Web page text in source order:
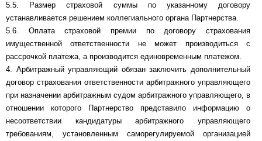
5.5. Размер страховой суммы по указанному договору
устанавливается решением коллегиального органа Партнерства.
5.6. Оплата страховой премии по договору страхования
имущественной ответственности не может производиться с
рассрочкой платежа, а производится единовременным платежом.
4. Арбитражный управляющий обязан заключить дополнительный
договор страхования ответственности арбитражного управляющего
при назначении арбитражным судом арбитражного управляющего, в
отношении которого Партнерство представило информацию о
несоответствии кандидатуры арбитражного управляющего
требованиям, установленным саморегулируемой организацией